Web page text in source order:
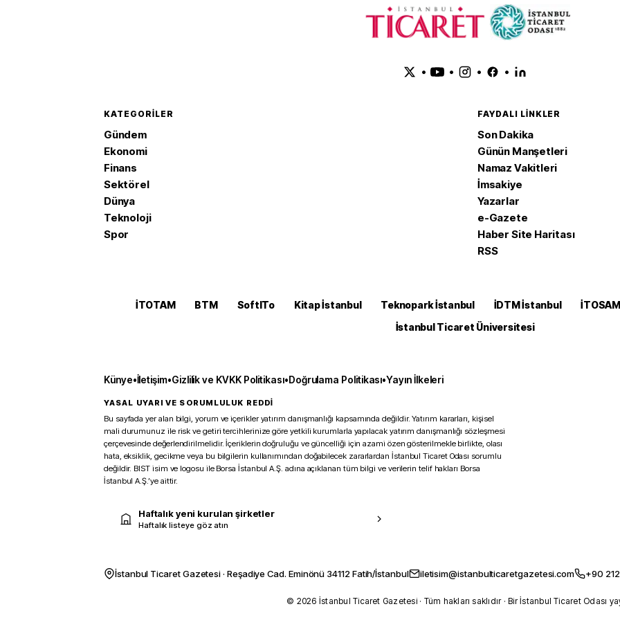
• • • •
KATEGORILER
Gündem
Ekonomi
Finans
Sektörel
Dünya
Teknoloji
Spor
FAYDALI LINKLER
Son Dakika
Günün Manşetleri
Namaz Vakitleri
İmsakiye
Yazarlar
e-Gazete
Haber Site Haritası
RSS
İTOTAM BTM SoftITo Kitap İstanbul Teknopark İstanbul İDTM İstanbul İTOSAM
İstanbul Ticaret Üniversitesi
Künye•İletişim•Gizlilik ve KVKK Politikası•Doğrulama Politikası•Yayın İlkeleri
YASAL UYARI VE SORUMLULUK REDDİ
Bu sayfada yer alan bilgi, yorum ve içerikler yatırım danışmanlığı kapsamında değildir. Yatırım kararları, kişisel
mali durumunuz ile risk ve getiri tercihlerinize göre yetkili kurumlarla yapılacak yatırım danışmanlığı sözleşmesi
çerçevesinde değerlendirilmelidir. İçeriklerin doğruluğu ve güncelliği için azami özen gösterilmekle birlikte, olası
hata, eksiklik, gecikme veya bu bilgilerin kullanımından doğabilecek zararlardan İstanbul Ticaret Odası sorumlu
değildir. BIST isim ve logosu ile Borsa İstanbul A.Ş. adına açıklanan tüm bilgi ve verilerin telif hakları Borsa
İstanbul A.Ş.’ye aittir.
Haftalık yeni kurulan şirketler
Haftalık listeye göz atın
İstanbul Ticaret Gazetesi · Reşadiye Cad. Eminönü 34112 Fatih/İstanbul iletisim@istanbulticaretgazetesi.com +90
© 2026 İstanbul Ticaret Gazetesi · Tüm hakları saklıdır · Bir İstanbul Ticaret Odası